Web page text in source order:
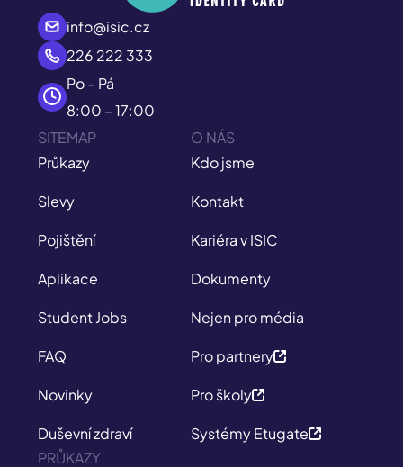
info@isic.cz
226 222 333
Po – Pá
8:00 – 17:00
SITEMAP
Průkazy
Slevy
Pojištění
Aplikace
Student Jobs
FAQ
Novinky
Duševní zdraví
O NÁS
Kdo jsme
Kontakt
Kariéra v ISIC
Dokumenty
Nejen pro média
Pro partnery
Pro školy
Systémy Etugate
PRŮKAZY